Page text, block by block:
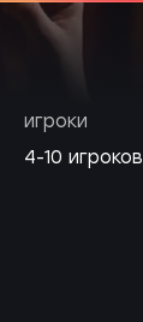
игроки
4-10 игроков